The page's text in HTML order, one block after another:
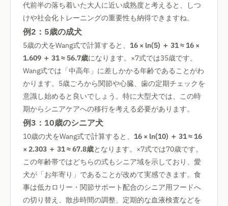
代前半の落ち着いた大人に近い成熟度と考えると、しつ
けや社会化トレーニングの重要性も納得できますね。
例2：5歳の成犬
5歳の犬をWang式で計算すると、 16 × ln(5) ＋ 31 ≈ 16 ×
1.609 ＋ 31 ≈ 56.7歳になります。×7式では35歳です。
Wang式では「中高年」に差しかかる年齢であることがわ
かります。5歳ごろから関節や心臓、歯の定期チェックを
意識し始めると良いでしょう。特に大型犬では、この時
期からシニアケアへの移行を考える必要があります。
例3：10歳のシニア犬
10歳の犬をWang式で計算すると、 16 × ln(10) ＋ 31 ≈ 16
× 2.303 ＋ 31 ≈ 67.8歳となります。×7式では70歳です。
この年齢帯ではどちらの式もシニア域を示しており、愛
犬が「お年寄り」であることが改めて実感できます。食
事は低カロリー・関節サポート配合のシニア用フードへ
の切り替え、散歩時間の調整、定期的な血液検査などを